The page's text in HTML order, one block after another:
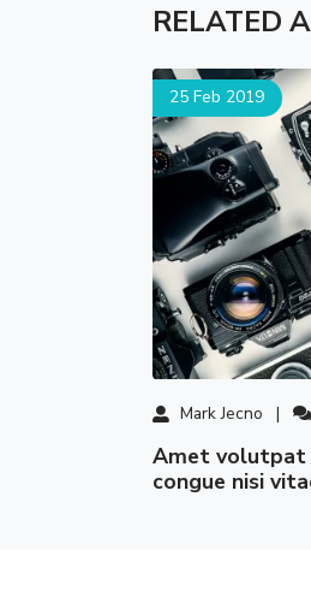
RELATED
Mark Jecno
25 Feb 2019
amet volutpat consequat mauris nunc
congue nisi